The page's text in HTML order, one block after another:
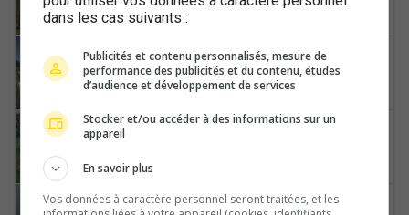
La Sagne › Nordosten
Landquart › Südwesten: Skilift Mastrils
Langnau am Albis › Südwesten: Naturfreundeweg 8 - Rigi - Mount Pilatus - Eiger - Mönch - Jungfrau
dans les cas suivants :
Publicités et contenu personnalisés, mesure de
performance des publicités et du contenu, études
d’audience et développement de services
Stocker et/ou accéder à des informations sur un
appareil
En savoir plus
Vos données à caractère personnel seront traitées, et les